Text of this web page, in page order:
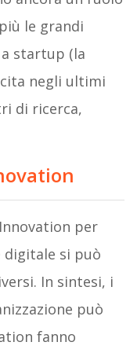
le grandi
startup (la
negli ultimi
di ricerca,
per
si può
In sintesi, i
può
fanno